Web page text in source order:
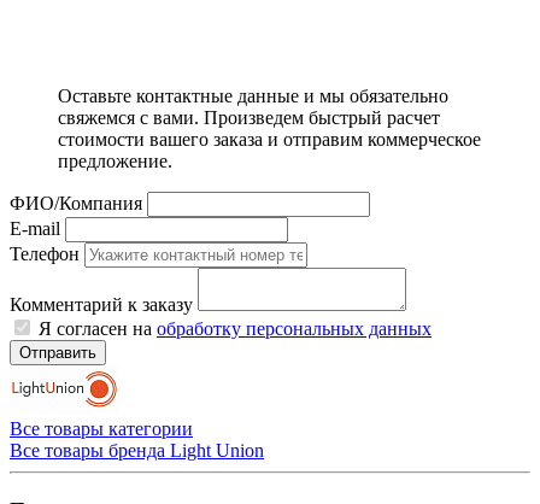
Оставьте контактные данные и мы обязательно
свяжемся с вами. Произведем быстрый расчет
стоимости вашего заказа и отправим коммерческое
предложение.
ФИО/Компания
E-mail
Телефон
Комментарий к заказу
Я согласен на обработку персональных данных
Отправить
Все товары категории
Все товары бренда Light Union